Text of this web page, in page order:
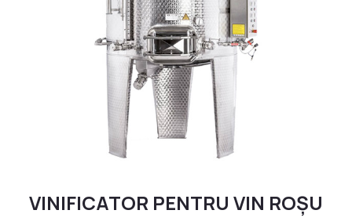
Materiale pentru sudură
MOBILA DIN INOX
Dulap cu Chiuveta
Chiuvete din Inox
Cărucioare din Inox
Rafturi din Inox
Hote din Inox
VINIFICATOR PENTRU VIN ROȘU